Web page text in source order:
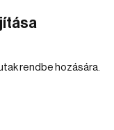
rendbe hozására.